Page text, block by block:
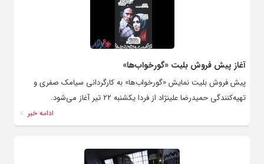
آغاز پیش فروش بلیت «گورخواب‌ها»
پیش فروش بلیت نمایش «گورخواب‌ها» به کارگردانی سیامک صفری و
تهیه‌کنندگی حمیدرضا علینژاد از فردا یکشنبه ۲۲ تیر آغاز می‌شود.
ادامه خبر